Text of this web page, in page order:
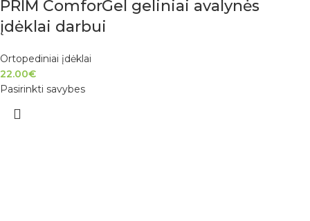
PRIM ComforGel geliniai avalynės
įdėklai darbui
Ortopediniai įdėklai
22.00€
Pasirinkti savybes